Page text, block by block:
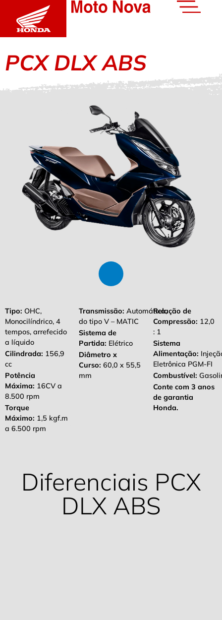
PCX DLX ABS
Tipo: OHC,
Monocilíndrico, 4
tempos, arrefecido
a líquido
Cilindrada: 156,9
cc
Potência
Máxima: 16CV a
8.500 rpm
Torque
Máximo: 1,5 kgf.m
a 6.500 rpm
Transmissão: Automática,
do tipo V – MATIC
Sistema de
Partida: Elétrico
Diâmetro x
Curso:60,0 x 55,5
mm
Relação de
Compressão: 12,0
: 1
Sistema
Alimentação:
Eletrônica PGM-FI
Combustível:
Conte com 3 anos
de garantia
Honda.
Diferenciais PCX
DLX ABS